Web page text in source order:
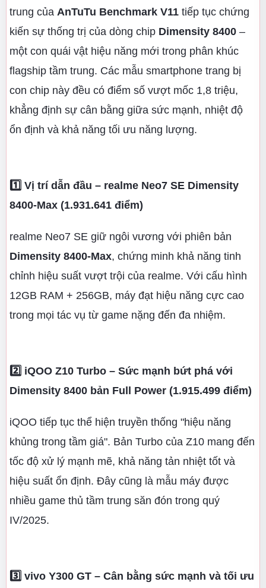
trung của AnTuTu Benchmark V11 tiếp tục chứng
kiến sự thống trị của dòng chip Dimensity 8400 –
một con quái vật hiệu năng mới trong phân khúc
flagship tầm trung. Các mẫu smartphone trang bị
con chip này đều có điểm số vượt mốc 1,8 triệu,
khẳng định sự cân bằng giữa sức mạnh, nhiệt độ
ổn định và khả năng tối ưu năng lượng.
1️⃣ Vị trí dẫn đầu – realme Neo7 SE Dimensity
8400-Max (1.931.641 điểm)
realme Neo7 SE giữ ngôi vương với phiên bản
Dimensity 8400-Max, chứng minh khả năng tinh
chỉnh hiệu suất vượt trội của realme. Với cấu hình
12GB RAM + 256GB, máy đạt hiệu năng cực cao
trong mọi tác vụ từ game nặng đến đa nhiệm.
2️⃣ iQOO Z10 Turbo – Sức mạnh bứt phá với
Dimensity 8400 bản Full Power (1.915.499 điểm)
iQOO tiếp tục thể hiện truyền thống "hiệu năng
khủng trong tầm giá". Bản Turbo của Z10 mang đến
tốc độ xử lý mạnh mẽ, khả năng tản nhiệt tốt và
hiệu suất ổn định. Đây cũng là mẫu máy được
nhiều game thủ tầm trung săn đón trong quý
IV/2025.
3️⃣ vivo Y300 GT – Cân bằng sức mạnh và tối ưu